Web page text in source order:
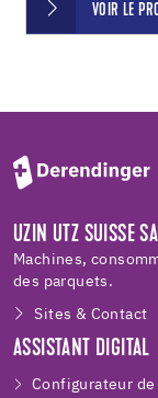
VOIR LE
UZIN UTZ SUISSE SA
Machines,
des parquets.
Sites & Contact
ASSISTANT DIGITAL
Configurateur de